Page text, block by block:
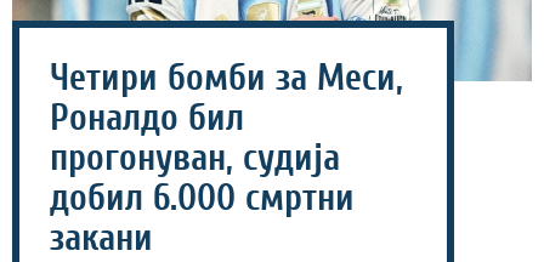
Четири бомби за Меси,
Роналдо бил
прогонуван, судија
добил 6.000 смртни
закани